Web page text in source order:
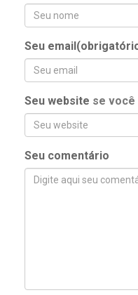
Seu
Seu website se você
Seu comentário